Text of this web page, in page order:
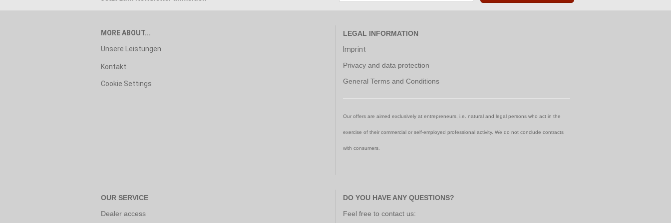
MORE ABOUT...
Unsere Leistungen
Kontakt
Cookie Settings
LEGAL INFORMATION
Imprint
Privacy and data protection
General Terms and Conditions
Our offers are aimed exclusively at entrepreneurs, i.e. natural and legal persons who act in the
exercise of their commercial or self-employed professional activity. We do not conclude contracts
with consumers.
OUR SERVICE
Dealer access
DO YOU HAVE ANY QUESTIONS?
Feel free to contact us: